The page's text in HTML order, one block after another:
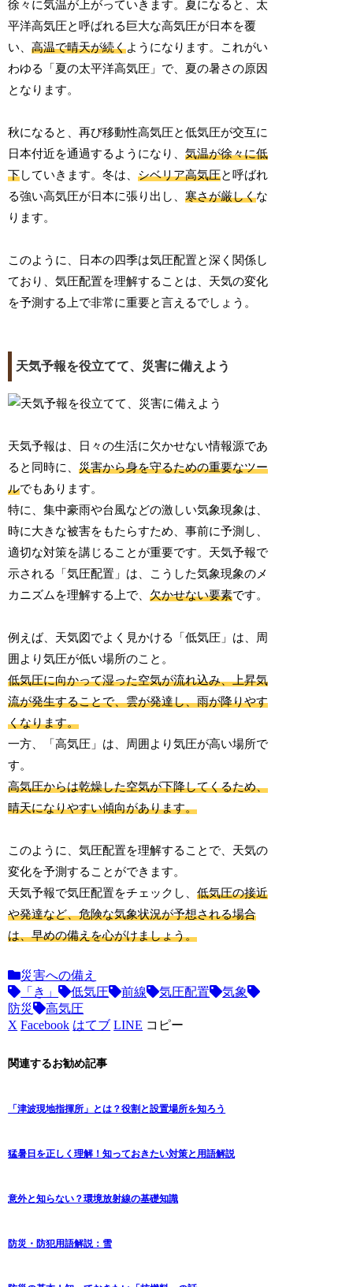
徐々に気温が上がっていきます。夏になると、太
平洋高気圧と呼ばれる巨大な高気圧が日本を覆
い、高温で晴天が続くようになります。これがい
わゆる「夏の太平洋高気圧」で、夏の暑さの原因
となります。
秋になると、再び移動性高気圧と低気圧が交互に
日本付近を通過するようになり、気温が徐々に低
下していきます。冬は、シベリア高気圧と呼ばれ
る強い高気圧が日本に張り出し、寒さが厳しくな
ります。
このように、日本の四季は気圧配置と深く関係し
ており、気圧配置を理解することは、天気の変化
を予測する上で非常に重要と言えるでしょう。
天気予報を役立てて、災害に備えよう
天気予報は、日々の生活に欠かせない情報源であ
ると同時に、災害から身を守るための重要なツー
ルでもあります。
特に、集中豪雨や台風などの激しい気象現象は、
時に大きな被害をもたらすため、事前に予測し、
適切な対策を講じることが重要です。天気予報で
示される「気圧配置」は、こうした気象現象のメ
カニズムを理解する上で、欠かせない要素です。
例えば、天気図でよく見かける「低気圧」は、周
囲より気圧が低い場所のこと。
低気圧に向かって湿った空気が流れ込み、上昇気
流が発生することで、雲が発達し、雨が降りやす
くなります。
一方、「高気圧」は、周囲より気圧が高い場所で
す。
高気圧からは乾燥した空気が下降してくるため、
晴天になりやすい傾向があります。
このように、気圧配置を理解することで、天気の
変化を予測することができます。
天気予報で気圧配置をチェックし、低気圧の接近
や発達など、危険な気象状況が予想される場合
は、早めの備えを心がけましょう。
災害への備え
「き」
低気圧 前線 気圧配置
気象
防災
高気圧
X Facebook はてブ LINE コピー
関連するお勧め記事
「津波現地指揮所」とは？役割と設置場所を知ろう
猛暑日を正しく理解！知っておきたい対策と用語解説
意外と知らない？環境放射線の基礎知識
防災・防犯用語解説：雪